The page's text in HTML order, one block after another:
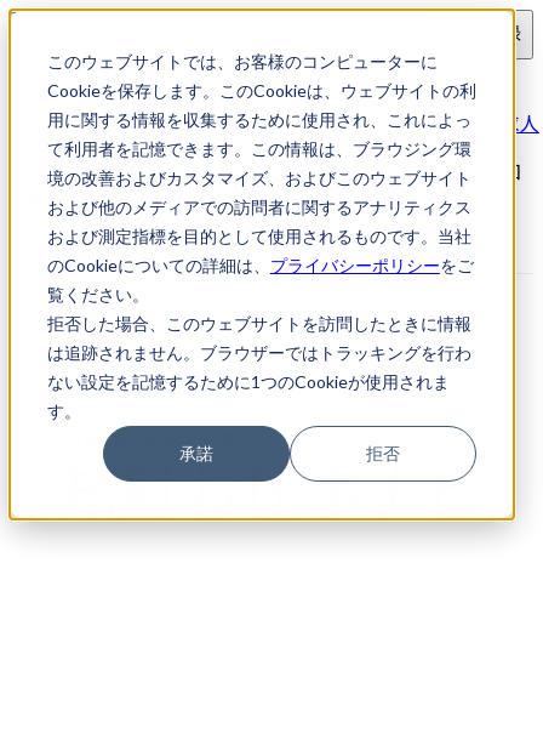
このウェブサイトでは、お客様のコンピューターに
Cookieを保存します。このCookieは、ウェブサイトの利
用に関する情報を収集するために使用され、これによっ
て利用者を記憶できます。この情報は、ブラウジング環
境の改善およびカスタマイズ、およびこのウェブサイト
および他のメディアでの訪問者に関するアナリティクス
および測定指標を目的として使用されるものです。当社
のCookieについての詳細は、 プライバシーポリシーをご
覧ください。
拒否した場合、このウェブサイトを訪問したときに情報
は追跡されません。ブラウザーではトラッキングを行わ
ない設定を記憶するために1つのCookieが使用されま
す。
承諾 拒否
会員登録
求人検索
【東京都港区】特許事務所/弁理士・特許技術者の求人
【東京都港区】特許事務所/弁理士・特許技術者の求人｜知
財転職・知財お仕事ナビ